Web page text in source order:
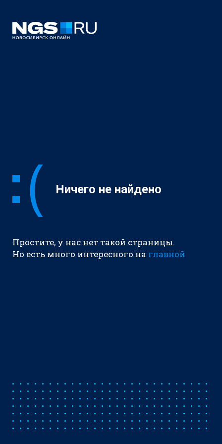
Ничего не найдено
Простите, у нас нет такой страницы.
Но есть много интересного на главной